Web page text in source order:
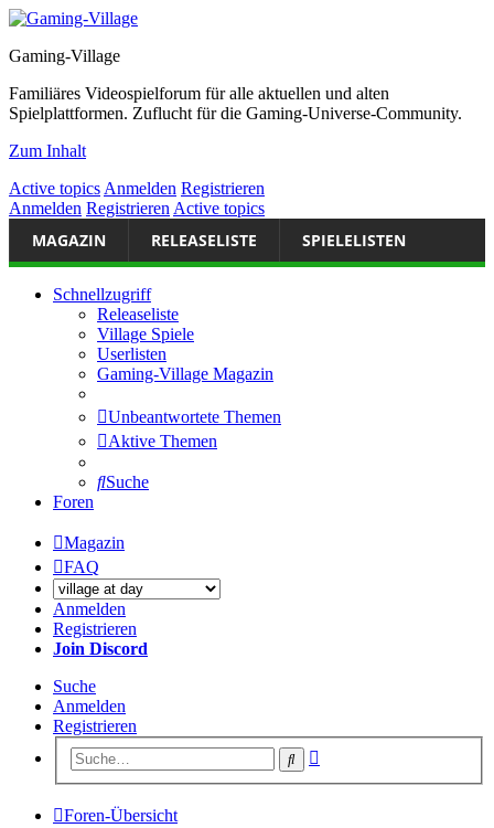
Gaming-Village
Familiäres Videospielforum für alle aktuellen und alten
Spielplattformen. Zuflucht für die Gaming-Universe-Community.
Zum Inhalt
Active topics Anmelden Registrieren
Anmelden Registrieren Active topics
MAGAZIN RELEASELISTE SPIELELISTEN
Schnellzugriff
Releaseliste
Village Spiele
Userlisten
Gaming-Village Magazin
Unbeantwortete Themen
Aktive Themen
Suche
Foren
Magazin
FAQ
Anmelden
Registrieren
Join Discord
Suche
Anmelden
Registrieren
Suche
Foren-Übersicht